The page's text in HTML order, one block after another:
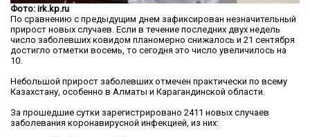
Фото: irk.kp.ru
По сравнению с предыдущим днем зафиксирован незначительный
прирост новых случаев. Если в течение последних двух недель
число заболевших ковидом планомерно снижалось и 21 сентября
достигло отметки восемь, то сегодня это число увеличилось на
10.
Небольшой прирост заболевших отмечен практически по всему
Казахстану, особенно в Алматы и Карагандинской области.
За прошедшие сутки зарегистрировано 2411 новых случаев
заболевания коронавирусной инфекцией, из них:⠀